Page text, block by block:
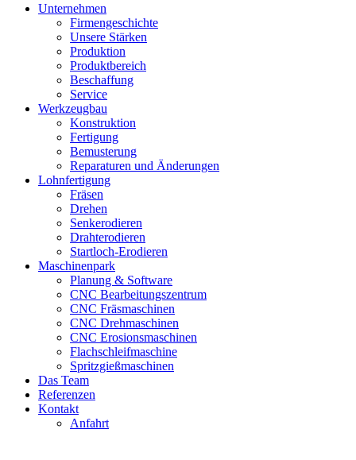
Unternehmen
Firmengeschichte
Unsere Stärken
Produktion
Produktbereich
Beschaffung
Service
Werkzeugbau
Konstruktion
Fertigung
Bemusterung
Reparaturen und Änderungen
Lohnfertigung
Fräsen
Drehen
Senkerodieren
Drahterodieren
Startloch-Erodieren
Maschinenpark
Planung & Software
CNC Bearbeitungszentrum
CNC Fräsmaschinen
CNC Drehmaschinen
CNC Erosionsmaschinen
Flachschleifmaschine
Spritzgießmaschinen
Das Team
Referenzen
Kontakt
Anfahrt